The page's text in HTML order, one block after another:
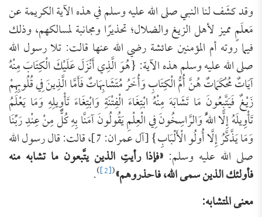
وقد كشَف لنا النبي صلى الله عليه وسلم في هذه الآية الكريمة عن
مَعلَمٍ مميز لأهل الزيغ والضلال؛ تحذيرًا ومجانبة لمسالكهم، وذلك
فيما روته أم المؤمنين عائشة رضي الله عنها قالت: تلا رسول الله
صلى الله عليه وسلم هذه الآية: {هُوَ الَّذِي أَنْزَلَ عَلَيْكَ الْكِتَابَ مِنْهُ
آيَاتٌ مُحْكَمَاتٌ هُنَّ أُمُّ الْكِتَابِ وَأُخَرُ مُتَشَابِهَاتٌ فَأَمَّا الَّذِينَ فِي قُلُوبِهِمْ
زَيْغٌ فَيَتَّبِعُونَ مَا تَشَابَهَ مِنْهُ ابْتِغَاءَ الْفِتْنَةِ وَابْتِغَاءَ تَأْوِيلِهِ وَمَا يَعْلَمُ
تَأْوِيلَهُ إِلَّا اللَّهُ وَالرَّاسِخُونَ فِي الْعِلْمِ يَقُولُونَ آمَنَّا بِهِ كُلٌّ مِنْ عِنْدِ رَبِّنَا
وَمَا يَذَّكَّرُ إِلَّا أُولُو الْأَلْبَابِ} [آل عمران: 7]، قالت: قال رسول الله
صلى الله عليه وسلم: «فإذا رأيتِ الذين يتَّبعون ما تشابه منه
فأولئك الذين سمى الله، فاحذروهم»(
[2]
)
.
معنى المتشابه: